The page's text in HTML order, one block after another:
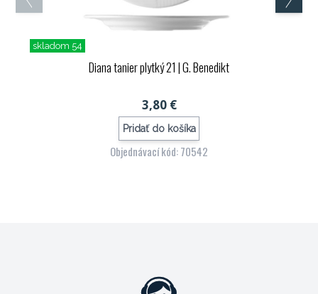
skladom 54
Diana tanier plytký 21 | G. Benedikt
3,80 €
Pridať do košíka
Objednávací kód: 70542